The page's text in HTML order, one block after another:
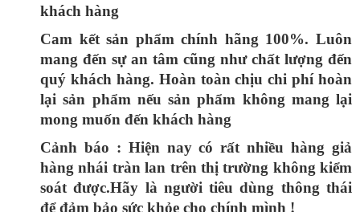
khách hàng
Cam kết sản phẩm chính hãng 100%. Luôn
mang đến sự an tâm cũng như chất lượng đến
quý khách hàng. Hoàn toàn chịu chi phí hoàn
lại sản phẩm nếu sản phẩm không mang lại
mong muốn đến khách hàng
Cảnh báo : Hiện nay có rất nhiều hàng giả
hàng nhái tràn lan trên thị trường không kiểm
soát được.Hãy là người tiêu dùng thông thái
để đảm bảo sức khỏe cho chính mình !